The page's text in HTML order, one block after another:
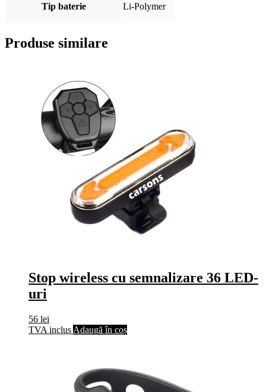
Tip baterie Li-Polymer
Produse similare
Stop wireless cu semnalizare 36 LED-
uri
56 lei
TVA inclus Adaugă în coș